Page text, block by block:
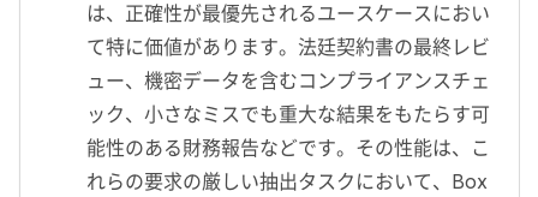
は、正確性が最優先されるユースケースにおい
て特に価値があります。法廷契約書の最終レビ
ュー、機密データを含むコンプライアンスチェ
ック、小さなミスでも重大な結果をもたらす可
能性のある財務報告などです。その性能は、こ
れらの要求の厳しい抽出タスクにおいて、Box